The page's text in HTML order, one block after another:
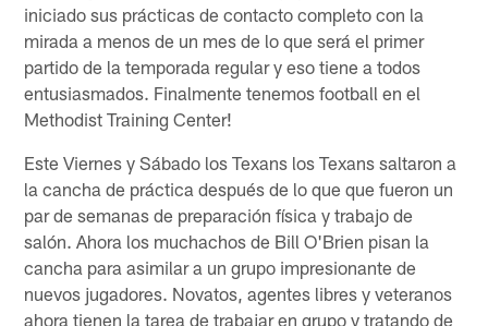
iniciado sus prácticas de contacto completo con la
mirada a menos de un mes de lo que será el primer
partido de la temporada regular y eso tiene a todos
entusiasmados. Finalmente tenemos football en el
Methodist Training Center!
Este Viernes y Sábado los Texans los Texans saltaron a
la cancha de práctica después de lo que que fueron un
par de semanas de preparación física y trabajo de
salón. Ahora los muchachos de Bill O'Brien pisan la
cancha para asimilar a un grupo impresionante de
nuevos jugadores. Novatos, agentes libres y veteranos
ahora tienen la tarea de trabajar en grupo y tratando de